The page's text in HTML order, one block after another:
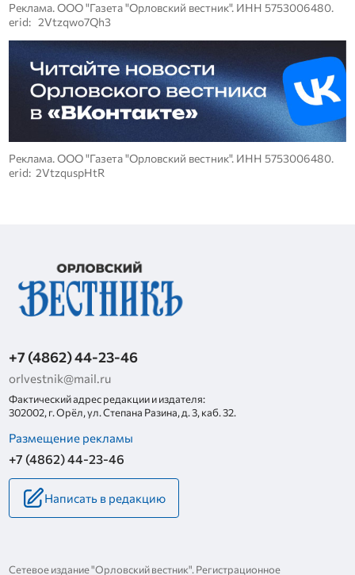
Реклама. ООО "Газета "Орловский вестник". ИНН 5753006480.
erid: 2Vtzqwo7Qh3
Реклама. ООО "Газета "Орловский вестник". ИНН 5753006480.
erid: 2VtzquspHtR
+7 (4862) 44-23-46
orlvestnik@mail.ru
Фактический адрес редакции и издателя:
302002, г. Орёл, ул. Степана Разина, д. 3, каб. 32.
Размещение рекламы
+7 (4862) 44-23-46
Написать в редакцию
Сетевое издание "Орловский вестник". Регистрационное